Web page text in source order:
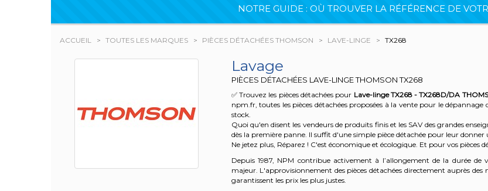
NOTRE GUIDE : OÙ TROUVER LA RÉFÉRENCE DE
ACCUEIL TOUTES LES MARQUES PIÈCES DÉTACHÉES THOMSON LAVE-LINGE TX268
Lavage
PIÈCES DÉTACHÉES LAVE-LINGE THOMSONTX268
✅ Trouvez les pièces détachées pour Lave-linge TX268 - TX268D/DA
npm.fr, toutes les pièces détachées proposées à la vente pour le dépannage
stock.
Quoi qu'en disent les vendeurs de produits finis et les SAV des grandes
dès la première panne. Il suffit d'une simple pièce détachée pour leur donner
Ne jetez plus, Réparez ! C'est économique et écologique. Et pour vos pièces
Depuis 1987, NPM contribue activement à l’allongement de la durée
majeur. L'approvisionnement des pièces détachées directement auprès
garantissent les prix les plus justes.